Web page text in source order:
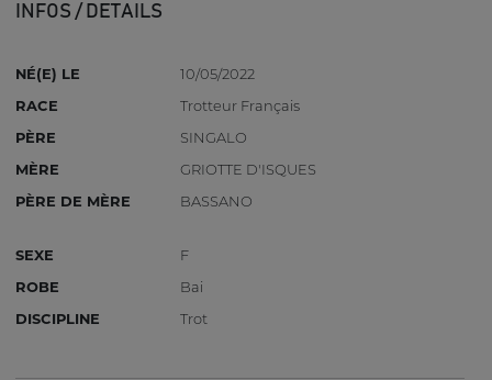
INFOS / DETAILS
NÉ(E) LE
10/05/2022
RACE
Trotteur Français
PÈRE
SINGALO
MÈRE
GRIOTTE D'ISQUES
PÈRE DE MÈRE
BASSANO
SEXE
F
ROBE
Bai
DISCIPLINE
Trot